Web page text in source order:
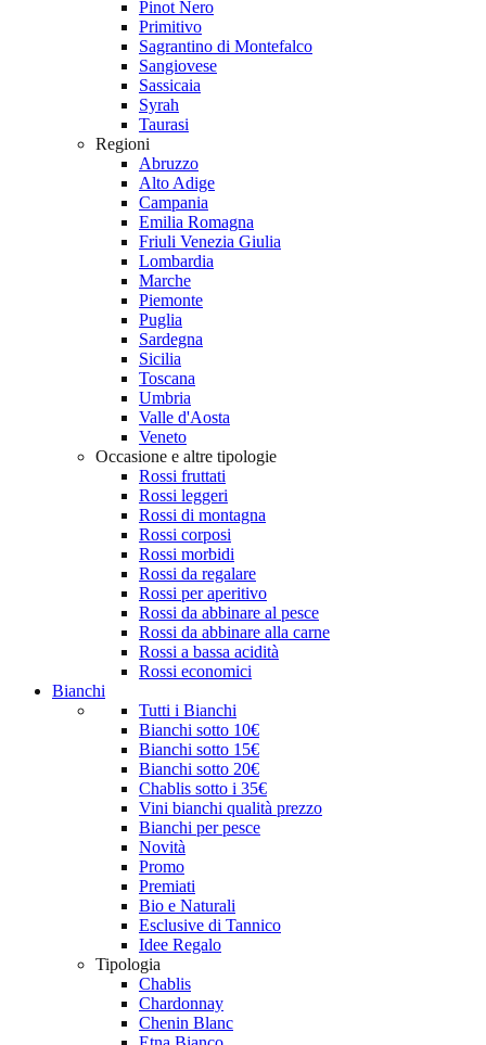
Pinot Nero
Primitivo
Sagrantino di Montefalco
Sangiovese
Sassicaia
Syrah
Taurasi
Regioni
Abruzzo
Alto Adige
Campania
Emilia Romagna
Friuli Venezia Giulia
Lombardia
Marche
Piemonte
Puglia
Sardegna
Sicilia
Toscana
Umbria
Valle d'Aosta
Veneto
Occasione e altre tipologie
Rossi fruttati
Rossi leggeri
Rossi di montagna
Rossi corposi
Rossi morbidi
Rossi da regalare
Rossi per aperitivo
Rossi da abbinare al pesce
Rossi da abbinare alla carne
Rossi a bassa acidità
Rossi economici
Bianchi
Tutti i Bianchi
Bianchi sotto 10€
Bianchi sotto 15€
Bianchi sotto 20€
Chablis sotto i 35€
Vini bianchi qualità prezzo
Bianchi per pesce
Novità
Promo
Premiati
Bio e Naturali
Esclusive di Tannico
Idee Regalo
Tipologia
Chablis
Chardonnay
Chenin Blanc